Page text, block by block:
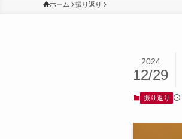
ホーム 振り返り
2024
12/29
振り返り